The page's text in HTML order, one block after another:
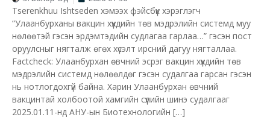
Tserenkhuu Ishtseden хэмээх фэйсбүүк хэрэглэгч
“Улаанбурханы вакцин хүүхдийн төв мэдрэлийн системд муу
нөлөөтэй гэсэн эрдэмтэдийн судлагаа гарлаа…” гэсэн пост
оруулсныг нягталж өгөх хүсэлт ирсний дагуу нягталлаа.
Factcheck: Улаанбурхан өвчний эсрэг вакцин хүүхдийн төв
мэдрэлийн системд нөлөөлдөг гэсэн судалгаа гарсан гэсэн
нь нотлогдохгүй байна. Харин Улаанбурхан өвчний
вакцинтай холбоотой хамгийн сүүлийн шинэ судалгааг
2025.01.11-нд АНУ-ын Биотехнологийн […]